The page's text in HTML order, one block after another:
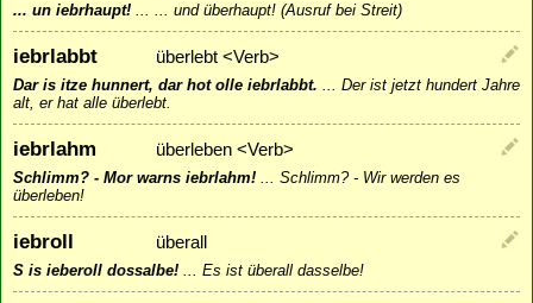
... un iebrhaupt! ... ... und überhaupt! (Ausruf bei Streit)
iebrlabbt überlebt <Verb>
Dar is itze hunnert, dar hot olle iebrlabbt. ... Der ist jetzt hundert Jahre
alt, er hat alle überlebt.
iebrlahm überleben <Verb>
Schlimm? - Mor warns iebrlahm! ... Schlimm? - Wir werden es
überleben!
iebroll überall
S is ieberoll dossalbe! ... Es ist überall dasselbe!